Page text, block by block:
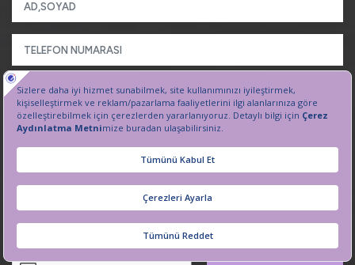
İşlenen kişisel verilerinize ilişkin detaylı bilgilereHasta
Aydınlatma Metni’nden ulaşabilirsiniz.